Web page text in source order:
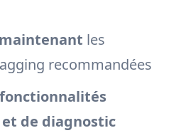
les
recommandées
de diagnostic